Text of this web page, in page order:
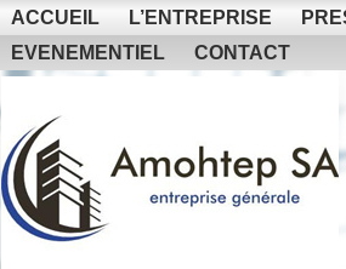
ACCUEIL L’ENTREPRISE
EVENEMENTIEL
CONTACT